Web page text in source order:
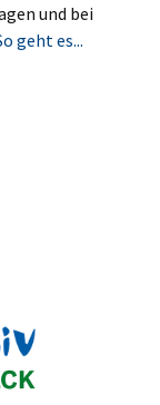
und bei
geht es...